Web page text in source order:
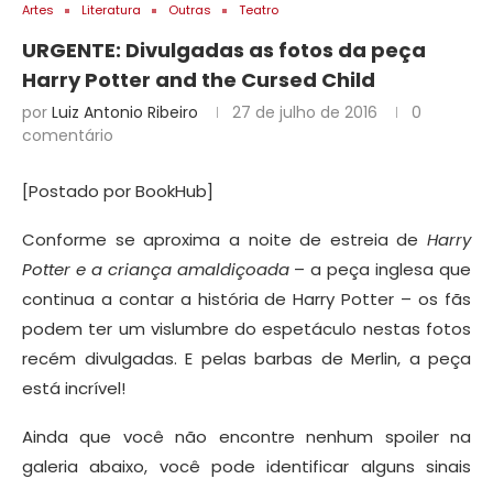
Artes Literatura Outras Teatro
URGENTE: Divulgadas as fotos da peça
Harry Potter and the Cursed Child
por Luiz Antonio Ribeiro 27 de julho de 2016
0
comentário
[Postado por BookHub]
Conforme se aproxima a noite de estreia de Harry
Potter e a criança amaldiçoada – a peça inglesa que
continua a contar a história de Harry Potter – os fãs
podem ter um vislumbre do espetáculo nestas fotos
recém divulgadas. E pelas barbas de Merlin, a peça
está incrível!
Ainda que você não encontre nenhum spoiler na
galeria abaixo, você pode identificar alguns sinais